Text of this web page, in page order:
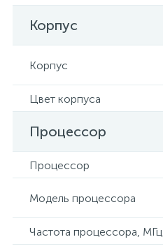
Корпус
Корпус
Цвет корпуса
Процессор
Процессор
Модель процессора
Частота процессора, МГц